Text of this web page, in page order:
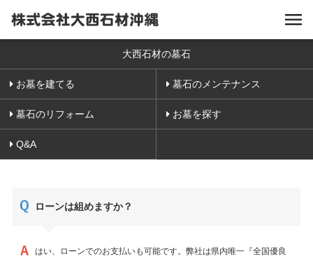
大西石材の墓石
お墓を建てる 墓石のメンテナンス
墓石のリフォーム お墓を探す
Q&A
ローンは組めますか？
はい、ローンでのお支払いも可能です。弊社は県内唯一『全国優良